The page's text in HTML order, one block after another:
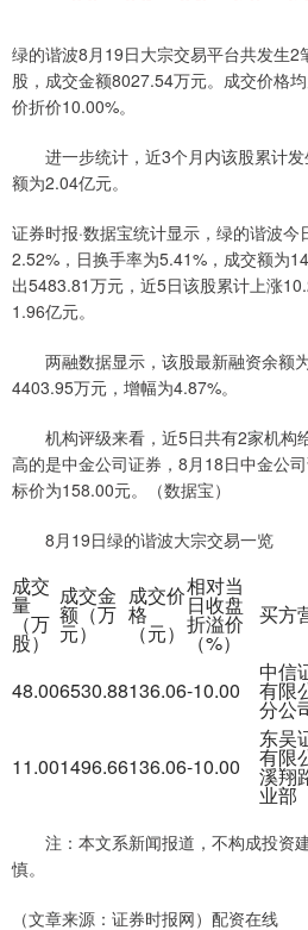
绿的谐波8月19日大宗交易平台共发生
股，成交金额8027.54万元。成交价格
价折价10.00%。
进一步统计，近3个月内该股累计发
额为2.04亿元。
证券时报·数据宝统计显示，绿的谐波
2.52%，日换手率为5.41%，成交额为
出5483.81万元，近5日该股累计上涨
1.96亿元。
两融数据显示，该股最新融资余额
4403.95万元，增幅为4.87%。
机构评级来看，近5日共有2家机构
高的是中金公司证券，8月18日中金公
标价为158.00元。（数据宝）
8月19日绿的谐波大宗交易一览
成交
量
（万
股）
成交金
额（万
元）
成交价
格
（元）
相对当
日收盘
折溢价
（%）
买方
48.006530.88136.06-10.00
中信
有限
分公
11.001496.66136.06-10.00
东吴
有限
溪翔
业部
注：本文系新闻报道，不构成投资
慎。
（文章来源：证券时报网）配资在线